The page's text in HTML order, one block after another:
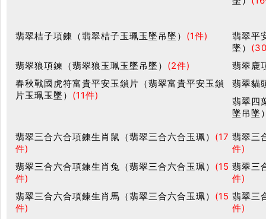
翡翠桔子項鍊（翡翠桔子玉珮玉墜吊墜） (1件)
翡翠平
墜）
翡翠狼項鍊（翡翠狼玉珮玉墜吊墜） (2件)
翡翠鹿
春秋戰國虎符富貴平安玉鎖片（翡翠富貴平安玉鎖
片玉珮玉墜） (11件)
翡翠貓
翡翠四
墜吊墜
翡翠三合六合項鍊生肖鼠（翡翠三合六合玉珮） (17
件)
翡翠三
件)
翡翠三合六合項鍊生肖兔（翡翠三合六合玉珮） (15
件)
翡翠三
件)
翡翠三合六合項鍊生肖馬（翡翠三合六合玉珮） (15
件)
翡翠三
件)